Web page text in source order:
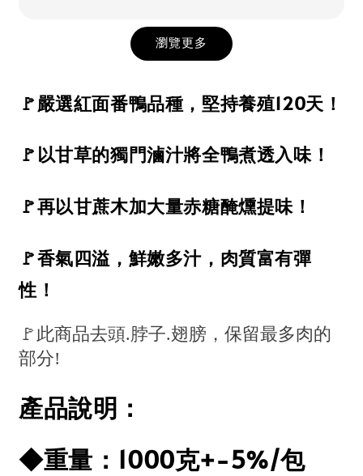
瀏覽更多
🚩嚴選紅面番鴨品種，堅持養殖120天！
🚩以甘草的獨門滷汁將全鴨煮透入味！
🚩再以甘蔗木加大量赤糖醃燻提味！
🚩香氣四溢，鮮嫩多汁，肉質富有彈
性！
🚩此商品去頭.脖子.翅膀，保留最多肉的
部分!
產品說明：
◆重量：1000克+-5%/包